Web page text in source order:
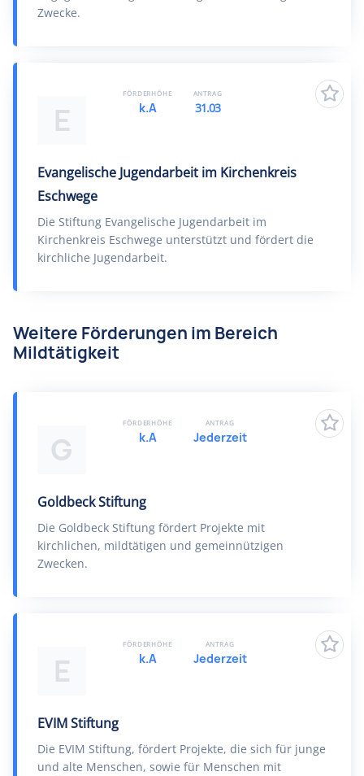
Zwecke.
E
Evangelische Jugendarbeit im Kirchenkreis
Eschwege
Die Stiftung Evangelische Jugendarbeit im
Kirchenkreis Eschwege unterstützt und fördert die
kirchliche Jugendarbeit.
FÖRDERHÖHE
k.A
ANTRAG
31.03
Weitere Förderungen im Bereich
Mildtätigkeit
G
Goldbeck Stiftung
Die Goldbeck Stiftung fördert Projekte mit
kirchlichen, mildtätigen und gemeinnützigen
Zwecken.
FÖRDERHÖHE
k.A
ANTRAG
Jederzeit
E
EVIM Stiftung
Die EVIM Stiftung, fördert Projekte, die sich für junge
und alte Menschen, sowie für Menschen mit
FÖRDERHÖHE
k.A
ANTRAG
Jederzeit